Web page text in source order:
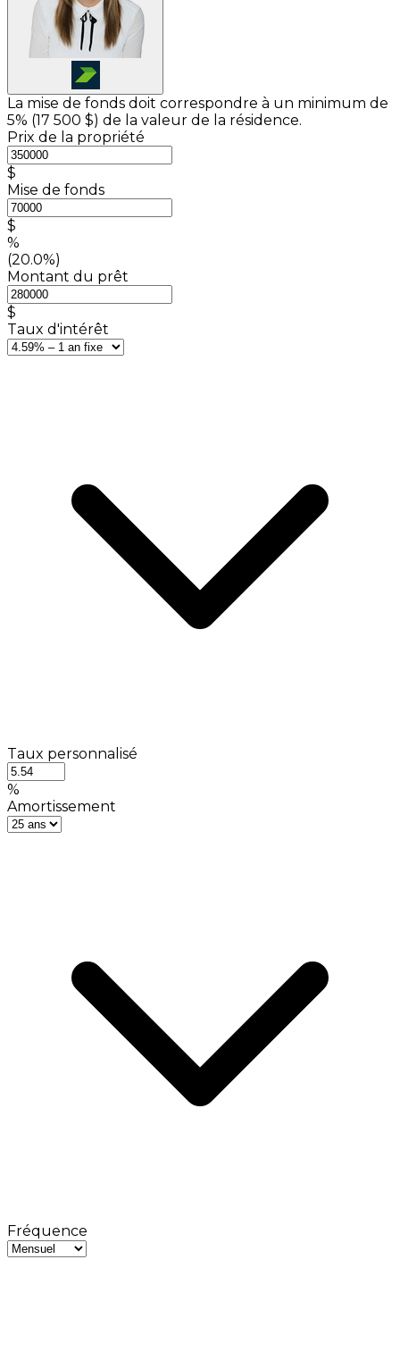
La mise de fonds doit correspondre à un minimum de
5% (17 500 $) de la valeur de la résidence.
Prix de la propriété
$
Mise de fonds
$
%
(20.0%)
Montant du prêt
$
Taux d'intérêt
Taux personnalisé
%
Amortissement
Fréquence